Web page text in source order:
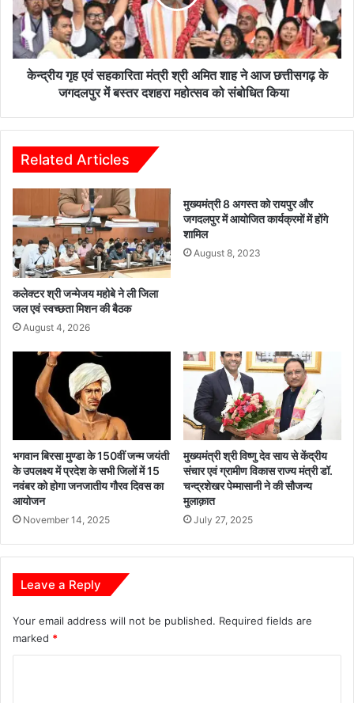
त्री
श्री
वि
ष्णु
य
स्वा
मी
वि
का
नं
द
वि
मा
न
त
प
त्मी
य
स्वा
ग
त
वं
स
ह
श्री
अ
मि
शा
ह
ने
आ
ज
छ
त्ती
द
ल
पु
र
में
ब
र
द
रा
म
हो
केन्द्रीय गृह एवं सहकारिता मंत्री श्री अमित शाह ने आज छत्तीसगढ़ के
जगदलपुर में बस्तर दशहरा महोत्सव को संबोधित किया
Related Articles
कलेक्टर श्री जन्मेजय महोबे ने ली जिला
जल एवं स्वच्छता मिशन की बैठक
August 4, 2026
मुख्यमंत्री 8 अगस्त को रायपुर और
जगदलपुर में आयोजित कार्यक्रमों में होंगे
शामिल
August 8, 2023
भगवान बिरसा मुण्डा के 150वीं जन्म जयंती
के उपलक्ष्य में प्रदेश के सभी जिलों में 15
नवंबर को होगा जनजातीय गौरव दिवस का
आयोजन
November 14, 2025
मुख्यमंत्री श्री विष्णु देव साय से केंद्रीय
संचार एवं ग्रामीण विकास राज्य मंत्री डॉ.
चन्द्रशेखर पेम्मासानी ने की सौजन्य
मुलाक़ात
July 27, 2025
Leave a Reply
Your email address will not be published. Required fields are
marked *